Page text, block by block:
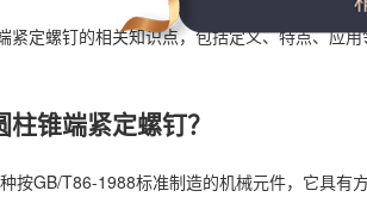
定螺钉的相关知识点，包括定义、特点、应
锥端紧定螺钉？
按GB/T86-1988标准制造的机械元件，它具有